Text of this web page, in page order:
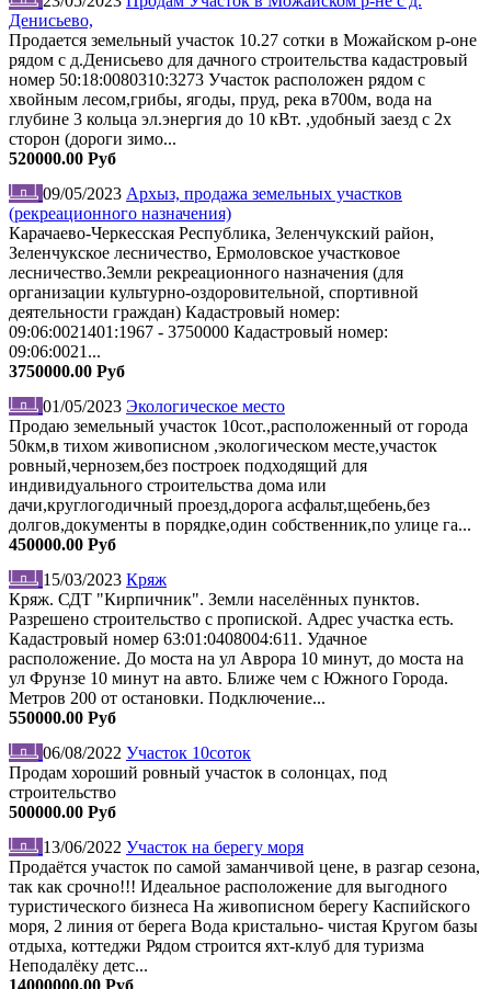
Денисьево,
Продается земельный участок 10.27 сотки в Можайском р-оне
рядом с д.Денисьево для дачного строительства кадастровый
номер 50:18:0080310:3273 Участок расположен рядом с
хвойным лесом,грибы, ягоды, пруд, река в700м, вода на
глубине 3 кольца эл.энергия до 10 кВт. ,удобный заезд с 2х
сторон (дороги зимо...
520000.00 Руб
09/05/2023 Архыз, продажа земельных участков
(рекреационного назначения)
Карачаево-Черкесская Республика, Зеленчукский район,
Зеленчукское лесничество, Ермоловское участковое
лесничество.Земли рекреационного назначения (для
организации культурно-оздоровительной, спортивной
деятельности граждан) Кадастровый номер:
09:06:0021401:1967 - 3750000 Кадастровый номер:
09:06:0021...
3750000.00 Руб
01/05/2023 Экологическое место
Продаю земельный участок 10сот.,расположенный от города
50км,в тихом живописном ,экологическом месте,участок
ровный,чернозем,без построек подходящий для
индивидуального строительства дома или
дачи,круглогодичный проезд,дорога асфальт,щебень,без
долгов,документы в порядке,один собственник,по улице га...
450000.00 Руб
15/03/2023 Кряж
Кряж. СДТ "Кирпичник". Земли населённых пунктов.
Разрешено строительство с пропиской. Адрес участка есть.
Кадастровый номер 63:01:0408004:611. Удачное
расположение. До моста на ул Аврора 10 минут, до моста на
ул Фрунзе 10 минут на авто. Ближе чем с Южного Города.
Метров 200 от остановки. Подключение...
550000.00 Руб
06/08/2022 Участок 10соток
Продам хороший ровный участок в солонцах, под
строительство
500000.00 Руб
13/06/2022 Участок на берегу моря
Продаётся участок по самой заманчивой цене, в разгар сезона,
так как срочно!!! Идеальное расположение для выгодного
туристического бизнеса На живописном берегу Каспийского
моря, 2 линия от берега Вода кристально- чистая Кругом базы
отдыха, коттеджи Рядом строится яхт-клуб для туризма
Неподалёку детс...
14000000.00 Руб